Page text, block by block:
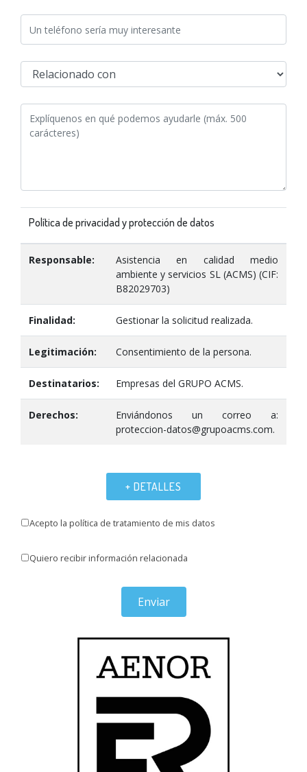
Política de privacidad y protección de datos
Responsable:
Asistencia en calidad medio
ambiente y servicios SL (ACMS) (CIF:
B82029703)
Finalidad: Gestionar la solicitud realizada.
Legitimación: Consentimiento de la persona.
Destinatarios: Empresas del GRUPO ACMS.
Derechos:
Enviándonos un correo a:
proteccion-datos@grupoacms.com.
+ DETALLES
Acepto la política de tratamiento de mis datos
Quiero recibir información relacionada
Enviar